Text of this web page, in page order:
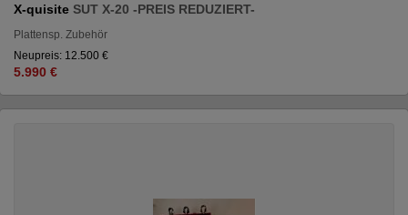
X-quisite SUT X-20 -PREIS REDUZIERT-
Plattensp. Zubehör
Neupreis: 12.500 €
5.990 €